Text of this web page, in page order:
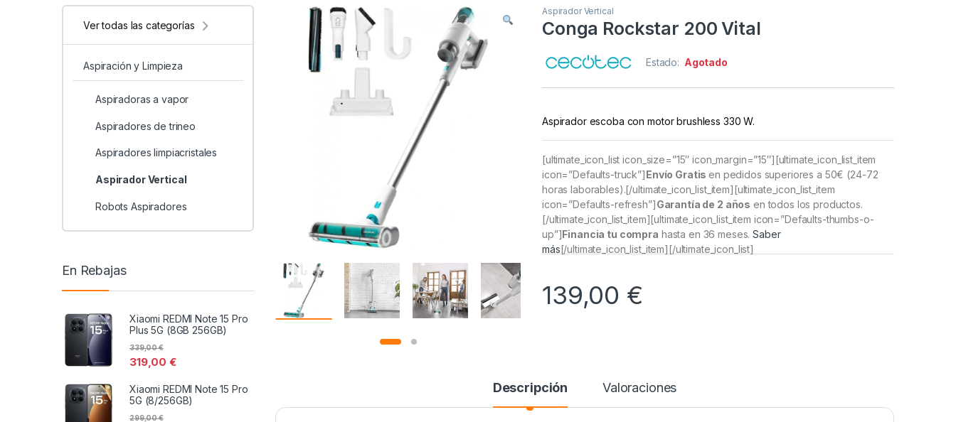
Aspirador Vertical
Conga Rockstar 200 Vital
Estado: Agotado
Aspirador escoba con motor brushless 330 W.
[ultimate_icon_list icon_size=”15″ icon_margin=”15″][ultimate_icon_list_item
icon=”Defaults-truck”]Envío Gratis en pedidos superiores a 50€ (24-72
horas laborables).[/ultimate_icon_list_item][ultimate_icon_list_item
icon=”Defaults-refresh”]Garantía de 2 años en todos los productos.
[/ultimate_icon_list_item][ultimate_icon_list_item icon=”Defaults-thumbs-o-
up”]Financia tu compra hasta en 36 meses.Saber
más[/ultimate_icon_list_item][/ultimate_icon_list]
139,00 €
Descripción Valoraciones
Ver todas las categorías
Aspiración y Limpieza
Aspiradoras a vapor
Aspiradores de trineo
Aspiradores limpiacristales
Aspirador Vertical
Robots Aspiradores
En Rebajas
Xiaomi REDMI Note 15 Pro
Plus 5G (8GB 256GB)
319,00€
339,00€
Xiaomi REDMI Note 15 Pro
5G (8/256GB)
299,00€